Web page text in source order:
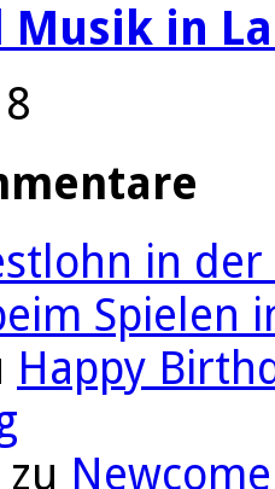
Musik in
in der
Spielen
Happy
zu